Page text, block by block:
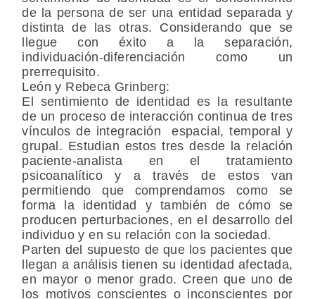
de la persona de ser una entidad separada y
distinta de las otras. Considerando que se
llegue con éxito a la separación,
individuación-diferenciación como un
prerrequisito.
León y Rebeca Grinberg:
El sentimiento de identidad es la resultante
de un proceso de interacción continua de tres
vínculos de integración espacial, temporal y
grupal. Estudian estos tres desde la relación
paciente-analista en el tratamiento
psicoanalítico y a través de estos van
permitiendo que comprendamos como se
forma la identidad y también de cómo se
producen perturbaciones, en el desarrollo del
individuo y en su relación con la sociedad.
Parten del supuesto de que los pacientes que
llegan a aná­lisis tienen su identidad afectada,
en mayor o menor grado. Creen que uno de
los motivos conscientes o inconscientes por